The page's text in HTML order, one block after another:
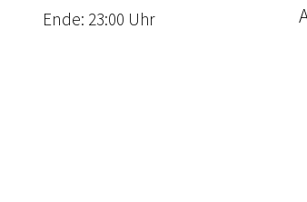
Ende: 23:00 Uhr